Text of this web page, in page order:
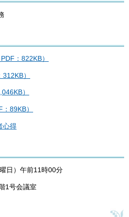
：822KB）
）
）
89KB）
心得
日）午前11時00分
1号会議室